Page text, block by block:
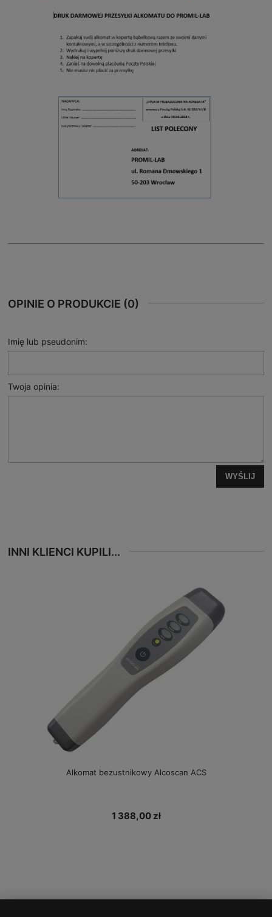
OPINIE O PRODUKCIE (0)
Imię lub pseudonim:
Twoja opinia:
WYŚLIJ
INNI KLIENCI KUPILI...
Alkomat bezustnikowy Alcoscan ACS
1 388,00 zł